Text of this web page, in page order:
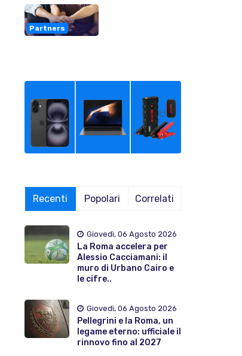
Partners
Recenti Popolari Correlati
Giovedì, 06 Agosto 2026
La Roma accelera per
Alessio Cacciamani: il
muro di Urbano Cairo e
le cifre..
Giovedì, 06 Agosto 2026
Pellegrini e la Roma, un
legame eterno: ufficiale il
rinnovo fino al 2027